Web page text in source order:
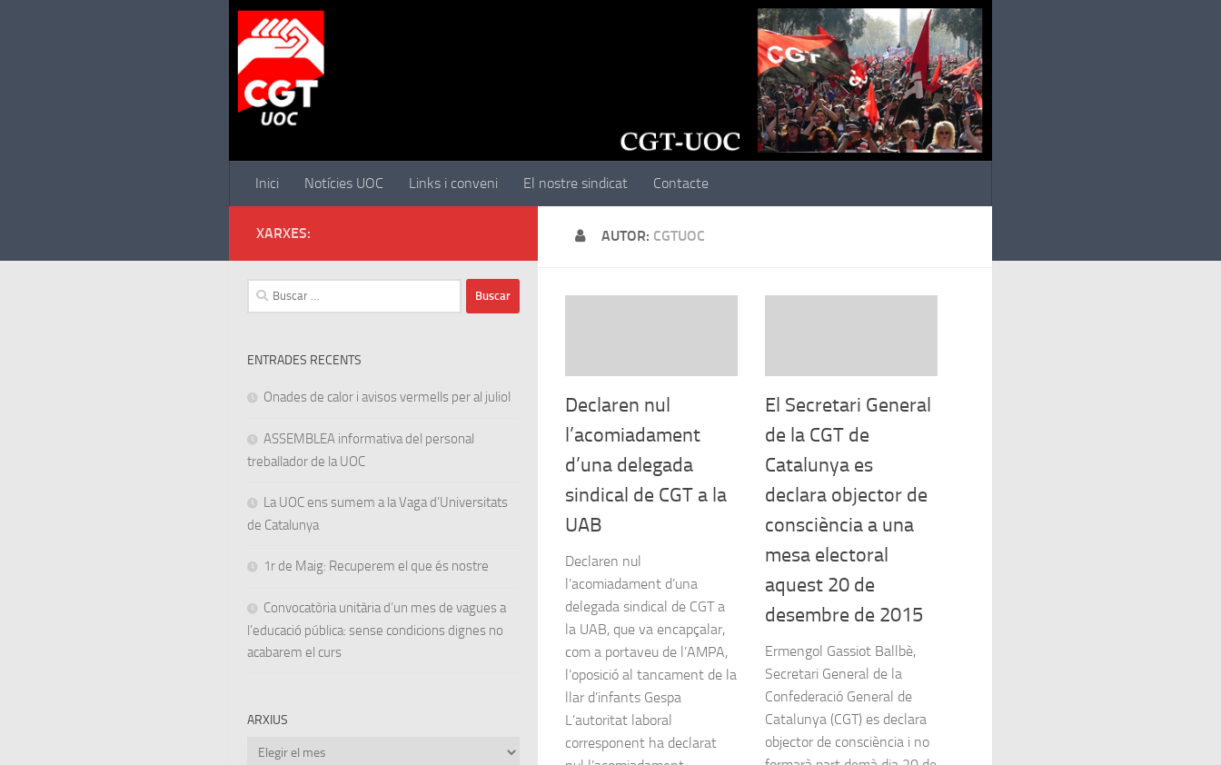
Inici Notícies UOC Links i conveni El nostre sindicat Contacte
AUTOR: CGTUOC
Declaren nul
l’acomiadament
d’una delegada
sindical de CGT a la
UAB
Declaren nul
l’acomiadament d’una
delegada sindical de CGT a
la UAB, que va encapçalar,
com a portaveu de l’AMPA,
l’oposició al tancament de la
llar d’infants Gespa
L’autoritat laboral
corresponent ha declarat
El Secretari General
de la CGT de
Catalunya es
declara objector de
consciència a una
mesa electoral
aquest 20 de
desembre de 2015
Ermengol Gassiot Ballbè,
Secretari General de la
Confederació General de
Catalunya (CGT) es declara
objector de consciència i no
XARXES:
Buscar:
ENTRADES RECENTS
Onades de calor i avisos vermells per al juliol
ASSEMBLEA informativa del personal
treballador de la UOC
La UOC ens sumem a la Vaga d’Universitats
de Catalunya
1r de Maig: Recuperem el que és nostre
Convocatòria unitària d’un mes de vagues a
l’educació pública: sense condicions dignes no
acabarem el curs
ARXIUS
Arxius